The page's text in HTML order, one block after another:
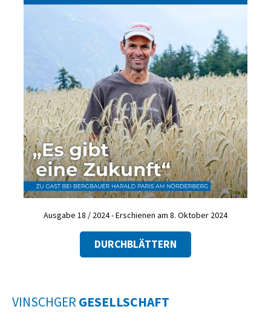
Ausgabe 18 / 2024 - Erschienen am 8. Oktober 2024
DURCHBLÄTTERN
VINSCHGER GESELLSCHAFT